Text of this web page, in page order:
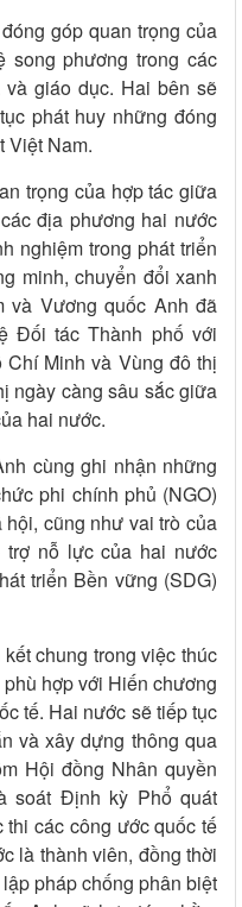
góp quan trọng của
song phương trong các
giáo dục. Hai bên sẽ
phát huy những đóng
Việt Nam.
trọng của hợp tác giữa
địa phương hai nước
nghiệm trong phát triển
minh, chuyển đổi xanh
và Vương quốc Anh đã
Đối tác Thành phố với
Minh và Vùng đô thị
ngày càng sâu sắc giữa
hai nước.
cùng ghi nhận những
phi chính phủ (NGO)
cũng như vai trò của
nỗ lực của hai nước
triển Bền vững (SDG)
chung trong việc thúc
hợp với Hiến chương
tế. Hai nước sẽ tiếp tục
và xây dựng thông qua
Hội đồng Nhân quyền
soát Định kỳ Phổ quát
các công ước quốc tế
là thành viên, đồng thời
pháp chống phân biệt